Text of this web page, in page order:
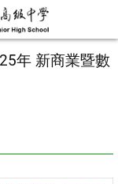
年 新商業暨數